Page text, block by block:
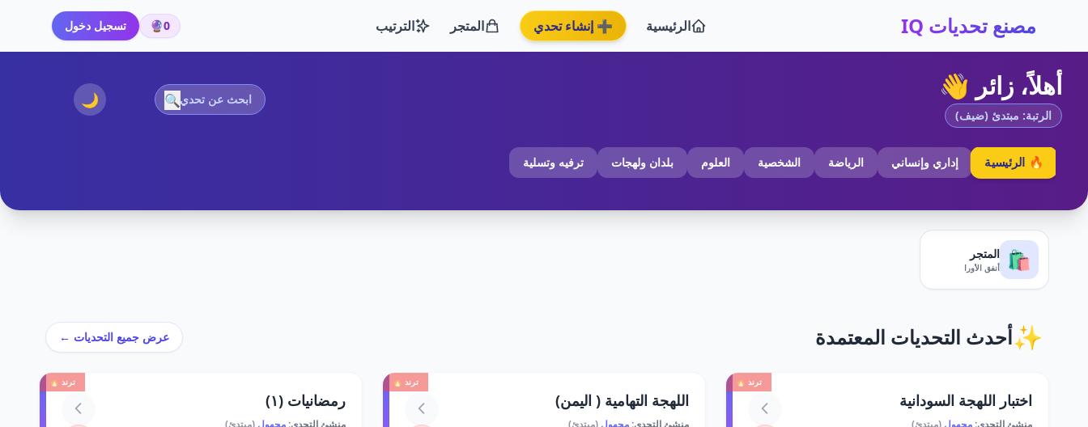
مصنع تحديات IQ الرئيسية ➕ إنشاء تحدي المتجر الترتيب 0
🔮 تسجيل دخول
أهلاً، زائر 👋
الرتبة: مبتدئ (ضيف)
🔍
🌙
🔥 الرئيسية إداري وإنساني الرياضة الشخصية العلوم بلدان ولهجات ترفيه وتسلية
🛍️ المتجر
أنفق الأورا
✨أحدث التحديات المعتمدة عرض جميع التحديات ←
ترند 🔥
اختبار اللهجة السودانية
منشئ التحدي:مجهول (مبتدئ)
ترند 🔥
اللهجة التهامية ( اليمن)
منشئ التحدي:مجهول (مبتدئ)
ترند 🔥
رمضانيات (١)
منشئ التحدي:مجهول (مبتدئ)